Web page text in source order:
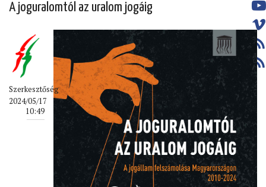
A joguralomtól az uralom jogáig
Szerkesztőség
2024/05/17
10:49